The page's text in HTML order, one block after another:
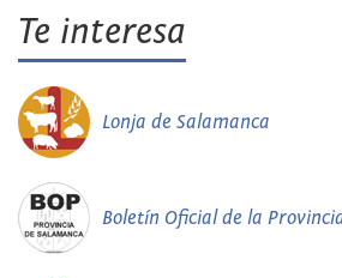
Te interesa
Lonja de Salamanca
Boletín Oficial de la